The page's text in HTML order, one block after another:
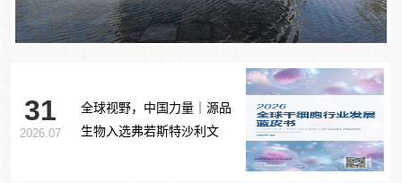
31
2026.07
全球视野，中国力量｜源品
生物入选弗若斯特沙利文